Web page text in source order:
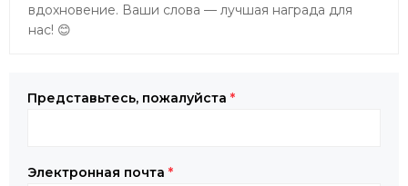
вдохновение. Ваши слова — лучшая награда для
нас! 😊
Представьтесь, пожалуйста *
Электронная почта *